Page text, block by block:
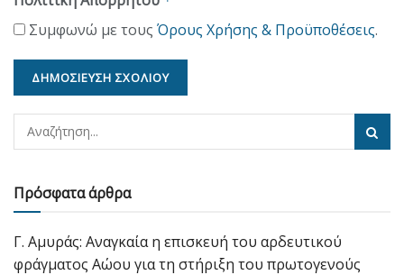
Συμφωνώ με τους Όρους Χρήσης & Προϋποθέσεις.
Πρόσφατα άρθρα
Γ. Αμυράς: Αναγκαία η επισκευή του αρδευτικού
φράγματος Αώου για τη στήριξη του πρωτογενούς